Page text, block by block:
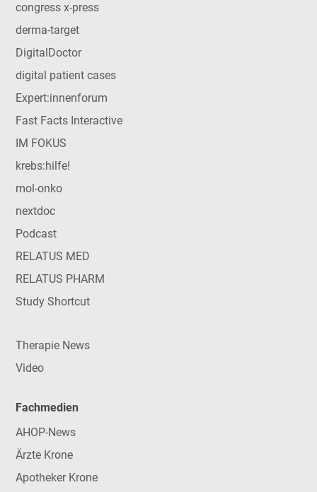
congress x-press
derma-target
DigitalDoctor
digital patient cases
Expert:innenforum
Fast Facts Interactive
IM FOKUS
krebs:hilfe!
mol-onko
nextdoc
Podcast
RELATUS MED
RELATUS PHARM
Study Shortcut
Therapie News
Video
Fachmedien
AHOP-News
Ärzte Krone
Apotheker Krone